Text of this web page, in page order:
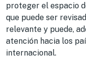
proteger el espacio
que puede ser
relevante y puede,
atención hacia los
internacional.